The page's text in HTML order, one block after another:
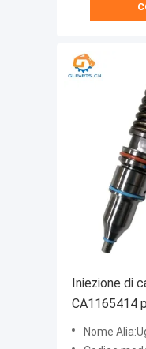
Iniezione di
CA1165414
escavatore
345B 3176
Nome